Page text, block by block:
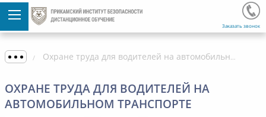
Заказать звонок
Охране труда для водителей на автомобильном транспорте
ОХРАНЕ ТРУДА ДЛЯ ВОДИТЕЛЕЙ НА
АВТОМОБИЛЬНОМ ТРАНСПОРТЕ